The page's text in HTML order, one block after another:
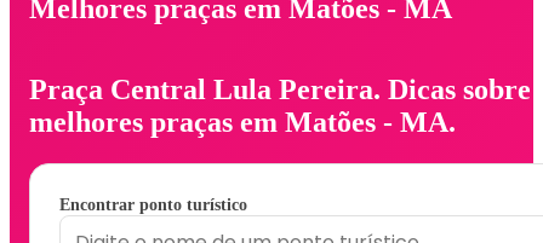
Melhores praças em Matões - MA
Praça Central Lula Pereira. Dicas sobre
melhores praças em Matões - MA.
Encontrar ponto turístico